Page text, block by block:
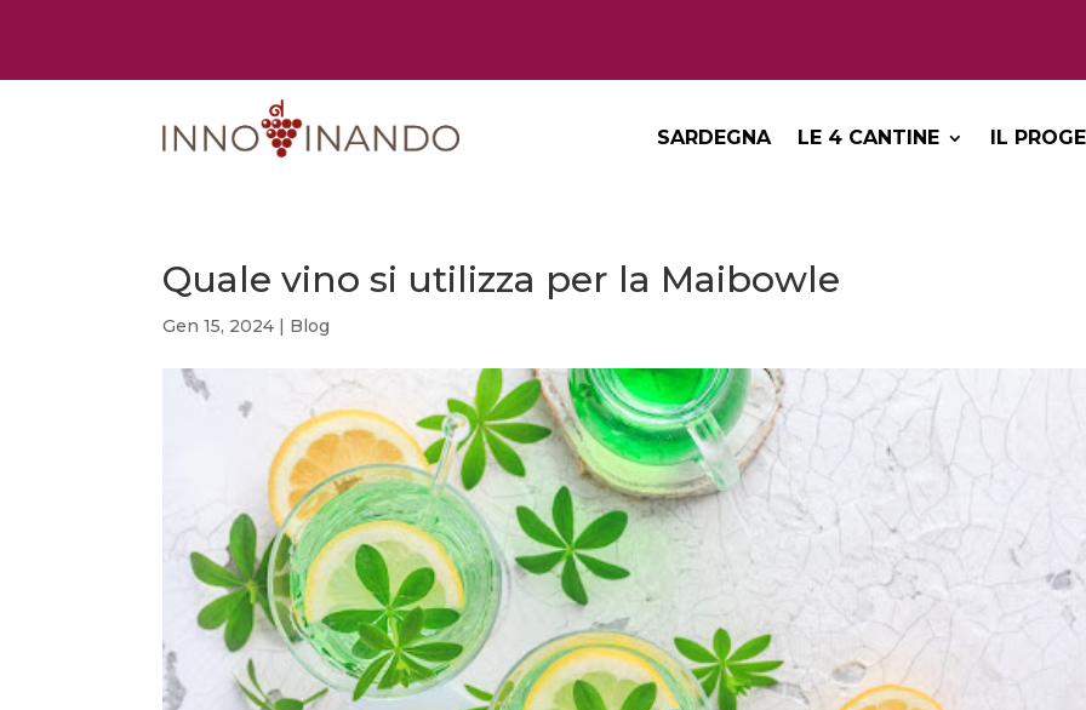
SARDEGNA LE 4 CANTINE IL
Quale vino si utilizza per la Maibowle
Gen 15, 2024 Blog